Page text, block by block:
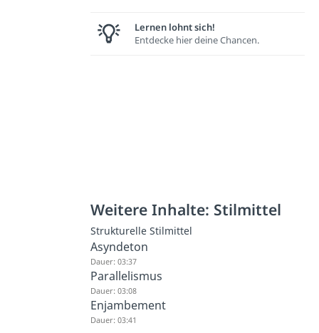
Lernen lohnt sich!
Entdecke hier deine Chancen.
Weitere Inhalte: Stilmittel
Strukturelle Stilmittel
Asyndeton
Dauer: 03:37
Parallelismus
Dauer: 03:08
Enjambement
Dauer: 03:41